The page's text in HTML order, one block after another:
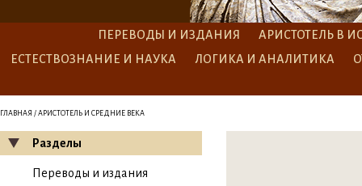
ПЕРЕВОДЫ И ИЗДАНИЯ
АРИСТОТЕЛЬ В
ЕСТЕСТВОЗНАНИЕ И НАУКА
ЛОГИКА И АНАЛИТИКА
ГЛАВНАЯ / АРИСТОТЕЛЬ И СРЕДНИЕ ВЕКА
Разделы
Переводы и издания